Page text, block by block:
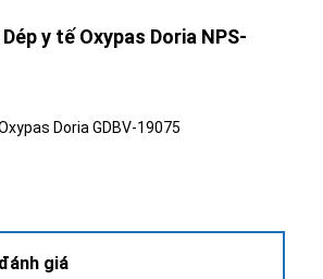
Dép y tế Oxypas Doria NPS-
Doria GDBV-19075
giá